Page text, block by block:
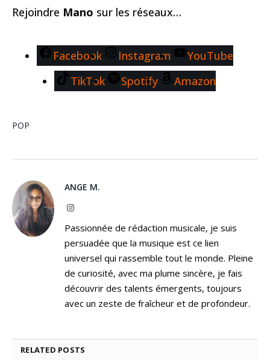
Rejoindre Mano sur les réseaux…
Facebook Instagram
YouTube
TikTok
Spotify Amazon
POP
ANGE M.
Instagram
Passionnée de rédaction musicale, je suis
persuadée que la musique est ce lien
universel qui rassemble tout le monde. Pleine
de curiosité, avec ma plume sincère, je fais
découvrir des talents émergents, toujours
avec un zeste de fraîcheur et de profondeur.
RELATED POSTS